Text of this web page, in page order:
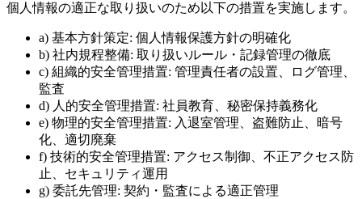
個人情報の適正な取り扱いのため以下の措置を実施します。
a) 基本方針策定: 個人情報保護方針の明確化
b) 社内規程整備: 取り扱いルール・記録管理の徹底
c) 組織的安全管理措置: 管理責任者の設置、ログ管理、
監査
d) 人的安全管理措置: 社員教育、秘密保持義務化
e) 物理的安全管理措置: 入退室管理、盗難防止、暗号
化、適切廃棄
f) 技術的安全管理措置: アクセス制御、不正アクセス防
止、セキュリティ運用
g) 委託先管理: 契約・監査による適正管理